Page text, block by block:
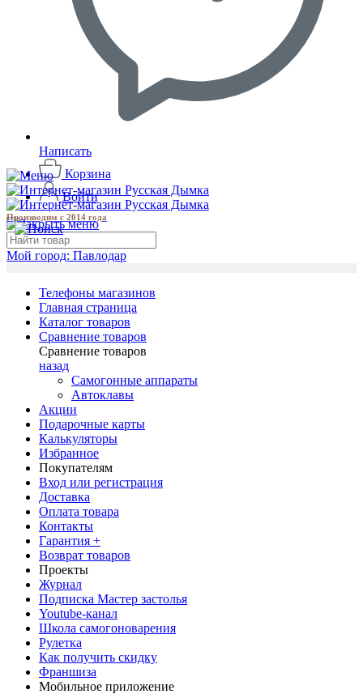
Написать
Корзина
Войти
Производим с 2014 года
Мой город: Павлодар
Телефоны магазинов
Главная страница
Каталог товаров
Сравнение товаров
Сравнение товаров
назад
Самогонные аппараты
Автоклавы
Акции
Подарочные карты
Калькуляторы
Избранное
Покупателям
Вход или регистрация
Доставка
Оплата товара
Контакты
Гарантия +
Возврат товаров
Проекты
Журнал
Подписка Мастер застолья
Youtube-канал
Школа самогоноварения
Рулетка
Как получить скидку
Франшиза
Мобильное приложение